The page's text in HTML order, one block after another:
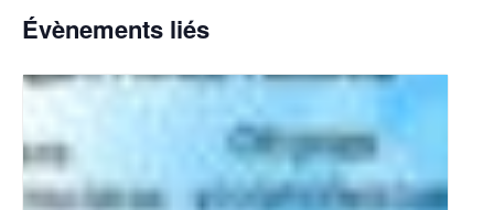
Évènements liés